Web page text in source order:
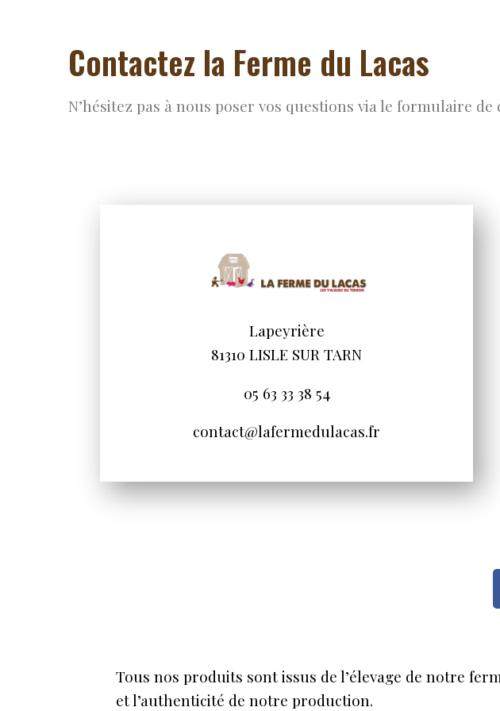
Contactez la Ferme du Lacas
N’hésitez pas à nous poser vos questions via le formulaire
Lapeyrière
81310 LISLE SUR TARN
05 63 33 38 54
contact@lafermedulacas.fr
Tous nos produits sont issus de l’élevage de notre
et l’authenticité de notre production.